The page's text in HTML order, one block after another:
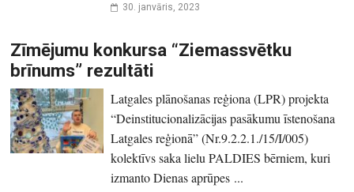
30. janvāris, 2023
Zīmējumu konkursa “Ziemassvētku
brīnums” rezultāti
Latgales plānošanas reģiona (LPR) projekta
“Deinstitucionalizācijas pasākumu īstenošana
Latgales reģionā” (Nr.9.2.2.1./15/I/005)
kolektīvs saka lielu PALDIES bērniem, kuri
izmanto Dienas aprūpes ...